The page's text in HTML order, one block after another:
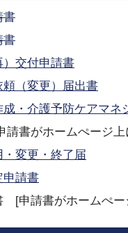
書
書
交付申請書
（変更）届出書
・介護予防ケアマネ
書がホームぺージ上
変更・終了届
申請書
[申請書がホームぺー